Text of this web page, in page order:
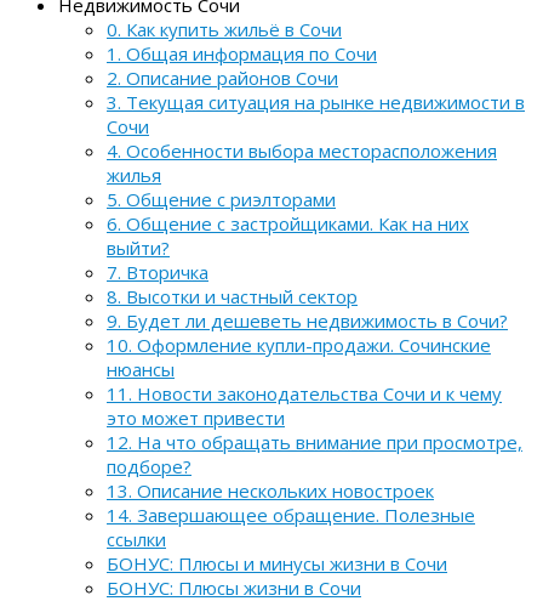
Недвижимость Сочи
0. Как купить жильё в Сочи
1. Общая информация по Сочи
2. Описание районов Сочи
3. Текущая ситуация на рынке недвижимости в
Сочи
4. Особенности выбора месторасположения
жилья
5. Общение с риэлторами
6. Общение с застройщиками. Как на них
выйти?
7. Вторичка
8. Высотки и частный сектор
9. Будет ли дешеветь недвижимость в Сочи?
10. Оформление купли-продажи. Сочинские
нюансы
11. Новости законодательства Сочи и к чему
это может привести
12. На что обращать внимание при просмотре,
подборе?
13. Описание нескольких новостроек
14. Завершающее обращение. Полезные
ссылки
БОНУС: Плюсы и минусы жизни в Сочи
БОНУС: Плюсы жизни в Сочи